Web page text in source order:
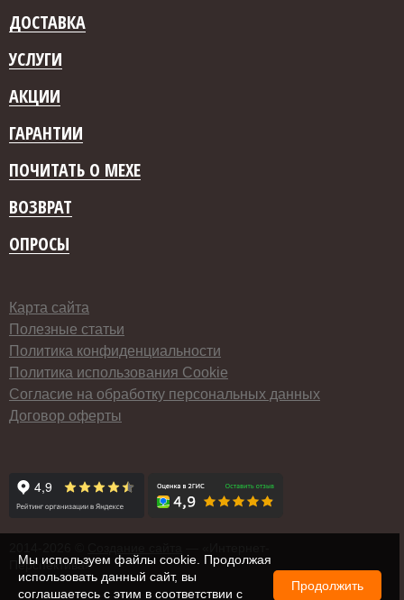
ДОСТАВКА
УСЛУГИ
АКЦИИ
ГАРАНТИИ
ПОЧИТАТЬ О МЕХЕ
ВОЗВРАТ
ОПРОСЫ
Карта сайта
Полезные статьи
Политика конфиденциальности
Политика использования Cookie
Согласие на обработку персональных данных
Договор оферты
Перспектива»
Мы используем файлы cookie. Продолжая
использовать данный сайт, вы
соглашаетесь с этим в соответствии с
Продолжить